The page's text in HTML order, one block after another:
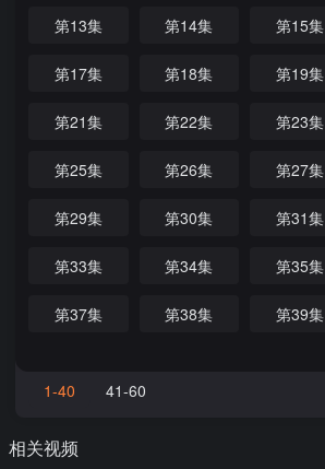
第13集 第14集 第15集
第17集 第18集 第19集
第21集 第22集 第23集
第25集 第26集 第27集
第29集 第30集 第31集
第33集 第34集 第35集
第37集 第38集 第39集
1-40 41-60
相关视频